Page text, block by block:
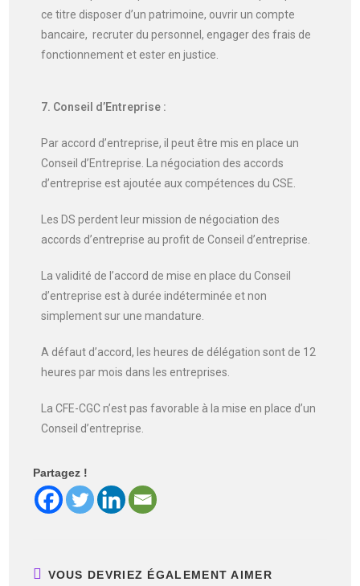
ce titre disposer d’un patrimoine, ouvrir un compte
bancaire, recruter du personnel, engager des frais de
fonctionnement et ester en justice.
7. Conseil d’Entreprise :
Par accord d’entreprise, il peut être mis en place un
Conseil d’Entreprise. La négociation des accords
d’entreprise est ajoutée aux compétences du CSE.
Les DS perdent leur mission de négociation des
accords d’entreprise au profit de Conseil d’entreprise.
La validité de l’accord de mise en place du Conseil
d’entreprise est à durée indéterminée et non
simplement sur une mandature.
A défaut d’accord, les heures de délégation sont de 12
heures par mois dans les entreprises.
La CFE-CGC n’est pas favorable à la mise en place d’un
Conseil d’entreprise.
Partagez !
VOUS DEVRIEZ ÉGALEMENT AIMER